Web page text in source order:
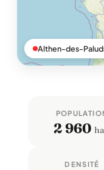
Althen-des-
2 960
DENSITÉ